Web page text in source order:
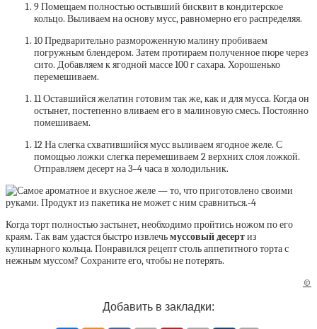
9 Помещаем полностью остывший бисквит в кондитерское
кольцо. Выливаем на основу мусс, равномерно его распределяя.
10 Предварительно размороженную малину пробиваем
погружным блендером. Затем протираем полученное пюре через
сито. Добавляем к ягодной массе 100 г сахара. Хорошенько
перемешиваем.
11 Оставшийся желатин готовим так же, как и для мусса. Когда он
остынет, постепенно вливаем его в малиновую смесь. Постоянно
помешиваем.
12 На слегка схватившийся мусс выливаем ягодное желе. С
помощью ложки слегка перемешиваем 2 верхних слоя ложкой.
Отправляем десерт на 3–4 часа в холодильник.
Когда торт полностью застынет, необходимо пройтись ножом по его
краям. Так вам удастся быстро извлечьмуссовый десертиз
кулинарного кольца. Понравился рецепт столь аппетитного торта с
нежным муссом? Сохраните его, чтобы не потерять.
©
Добавить в закладки: